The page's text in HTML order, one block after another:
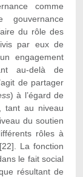
comme
du rôle des
par eux de
engagement
au-delà de
de partager
) à l’égard de
tant au niveau
du soutien
rôles à
La fonction
le fait social
résultant de